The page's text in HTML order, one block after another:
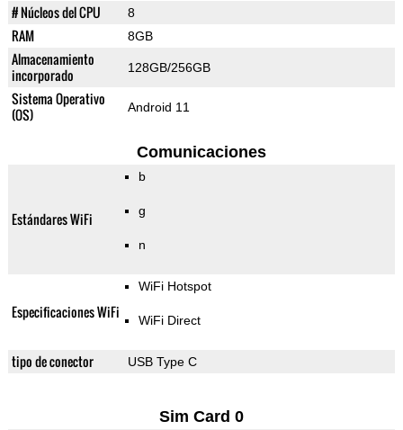
# Núcleos del CPU 8
RAM 8GB
Almacenamiento
incorporado
128GB/256GB
Sistema Operativo
(OS)
Android 11
Comunicaciones
Estándares WiFi
b
g
n
Especificaciones WiFi
WiFi Hotspot
WiFi Direct
tipo de conector USB Type C
Sim Card 0